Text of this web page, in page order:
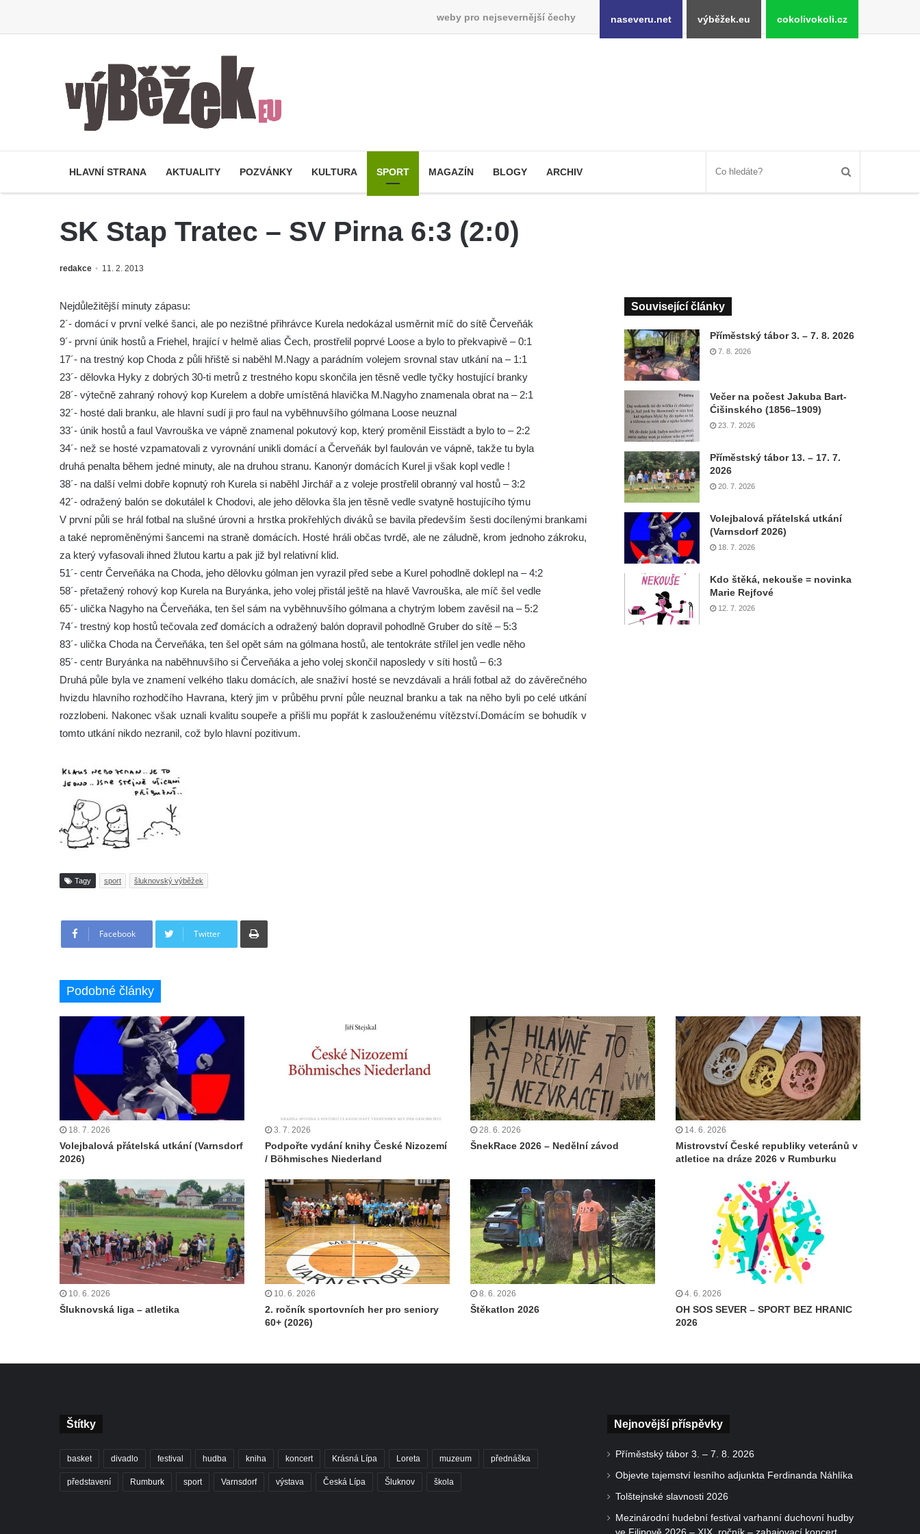
weby pro nejsevernější čechy naseveru.net výběžek.eu cokolivokoli.cz
HLAVNÍ STRANA AKTUALITY POZVÁNKY KULTURA SPORT MAGAZÍN BLOGY ARCHIV
SK Stap Tratec – SV Pirna 6:3 (2:0)
redakce 11. 2. 2013
Nejdůležitější minuty zápasu:
2´- domácí v první velké šanci, ale po nezištné přihrávce Kurela nedokázal usměrnit míč do sítě Červeňák
9´- první únik hostů a Friehel, hrající v helmě alias Čech, prostřelil poprvé Loose a bylo to překvapivě – 0:1
17´- na trestný kop Choda z půli hřiště si naběhl M.Nagy a parádním volejem srovnal stav utkání na – 1:1
23´- dělovka Hyky z dobrých 30-ti metrů z trestného kopu skončila jen těsně vedle tyčky hostující branky
28´- výtečně zahraný rohový kop Kurelem a dobře umístěná hlavička M.Nagyho znamenala obrat na – 2:1
32´- hosté dali branku, ale hlavní sudí ji pro faul na vyběhnuvšího gólmana Loose neuznal
33´- únik hostů a faul Vavrouška ve vápně znamenal pokutový kop, který proměnil Eisstädt a bylo to – 2:2
34´- než se hosté vzpamatovali z vyrovnání unikli domácí a Červeňák byl faulován ve vápně, takže tu byla
druhá penalta během jedné minuty, ale na druhou stranu. Kanonýr domácích Kurel ji však kopl vedle !
38´- na další velmi dobře kopnutý roh Kurela si naběhl Jirchář a z voleje prostřelil obranný val hostů – 3:2
42´- odražený balón se dokutálel k Chodovi, ale jeho dělovka šla jen těsně vedle svatyně hostujícího týmu
V první půli se hrál fotbal na slušné úrovni a hrstka prokřehlých diváků se bavila především šesti docílenými brankami
a také neproměněnými šancemi na straně domácích. Hosté hráli občas tvrdě, ale ne záludně, krom jednoho zákroku,
za který vyfasovali ihned žlutou kartu a pak již byl relativní klid.
51´- centr Červeňáka na Choda, jeho dělovku gólman jen vyrazil před sebe a Kurel pohodlně doklepl na – 4:2
58´- přetažený rohový kop Kurela na Buryánka, jeho volej přistál ještě na hlavě Vavrouška, ale míč šel vedle
65´- ulička Nagyho na Červeňáka, ten šel sám na vyběhnuvšího gólmana a chytrým lobem zavěsil na – 5:2
74´- trestný kop hostů tečovala zeď domácích a odražený balón dopravil pohodlně Gruber do sítě – 5:3
83´- ulička Choda na Červeňáka, ten šel opět sám na gólmana hostů, ale tentokráte střílel jen vedle něho
85´- centr Buryánka na naběhnuvšího si Červeňáka a jeho volej skončil naposledy v síti hostů – 6:3
Druhá půle byla ve znamení velkého tlaku domácích, ale snaživí hosté se nevzdávali a hráli fotbal až do závěrečného
hvizdu hlavního rozhodčího Havrana, který jim v průběhu první půle neuznal branku a tak na něho byli po celé utkání
rozzlobeni. Nakonec však uznali kvalitu soupeře a přišli mu popřát k zaslouženému vítězství.Domácím se bohudík v
tomto utkání nikdo nezranil, což bylo hlavní pozitivum.
Tagy sport šluknovský výběžek
Facebook Twitter
Tisknout
Související články
Příměstský tábor 3. – 7. 8. 2026
7. 8. 2026
Večer na počest Jakuba Bart-
Ćišinského (1856–1909)
23. 7. 2026
Příměstský tábor 13. – 17. 7.
2026
20. 7. 2026
Volejbalová přátelská utkání
(Varnsdorf 2026)
18. 7. 2026
Kdo štěká, nekouše = novinka
Marie Rejfové
12. 7. 2026
Podobné články
18. 7. 2026
Volejbalová přátelská utkání (Varnsdorf
2026)
3. 7. 2026
Podpořte vydání knihy České Nizozemí
/ Böhmisches Niederland
28. 6. 2026
ŠnekRace 2026 – Nedělní závod
14. 6. 2026
Mistrovství České republiky veteránů v
atletice na dráze 2026 v Rumburku
10. 6. 2026
Šluknovská liga – atletika
10. 6. 2026
2. ročník sportovních her pro seniory
60+ (2026)
8. 6. 2026
Štěkatlon 2026
4. 6. 2026
OH SOS SEVER – SPORT BEZ HRANIC
2026
Štítky
basket divadlo festival hudba kniha koncert Krásná Lípa Loreta muzeum přednáška
představení Rumburk sport Varnsdorf výstava Česká Lípa Šluknov škola
Nejnovější příspěvky
Příměstský tábor 3. – 7. 8. 2026
Objevte tajemství lesního adjunkta Ferdinanda Náhlíka
Tolštejnské slavnosti 2026
Mezinárodní hudební festival varhanní duchovní hudby